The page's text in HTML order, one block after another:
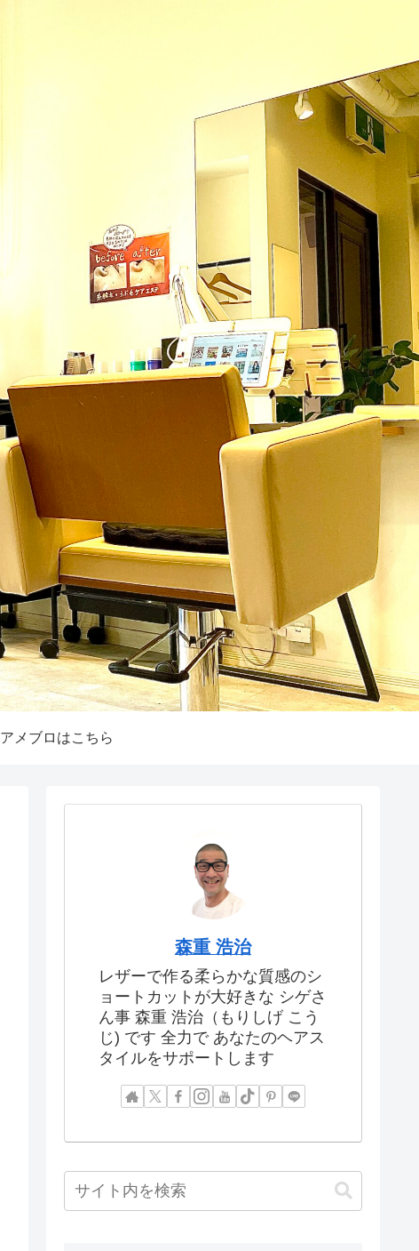
アメブロはこちら
森重 浩治
レザーで作る柔らかな質感のシ
ョートカットが大好きな シゲさ
ん事 森重 浩治（もりしげ こう
じ) です 全力で あなたのヘアス
タイルをサポートします